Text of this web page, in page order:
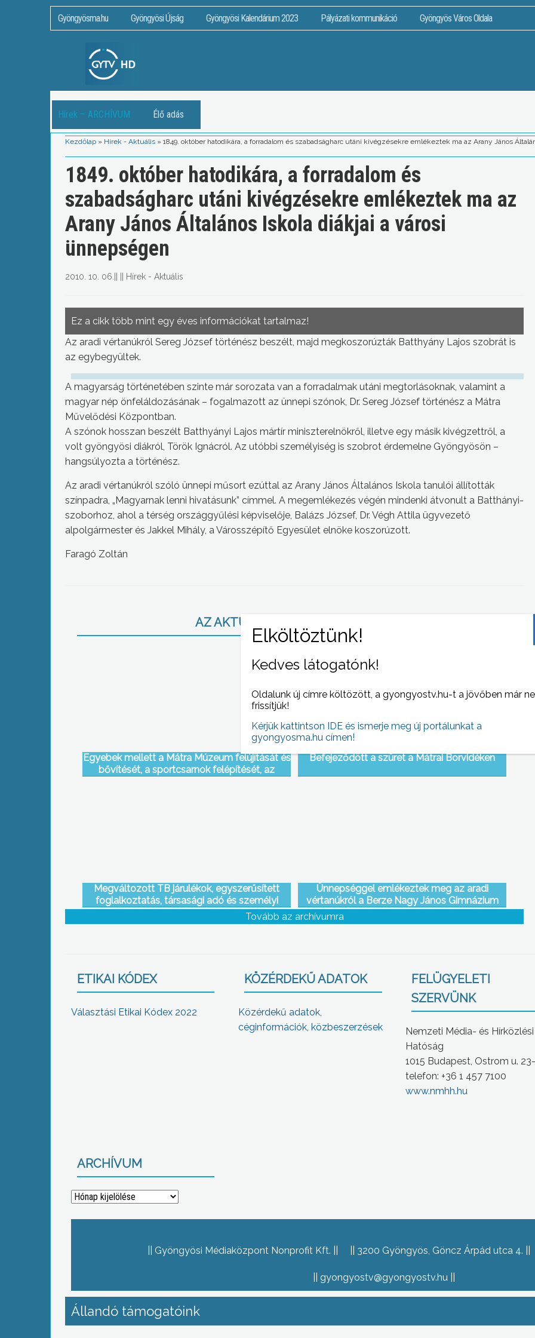
Gyöngyösma.hu Gyöngyösi Újság Gyöngyösi Kalendárium 2023 Pályázati kommunikáció Gyöngyös Város Oldala
Hírek – ARCHÍVUM Élő adás
Kezdőlap » Hírek - Aktuális » 1849. október hatodikára, a forradalom és szabadságharc utáni kivégzésekre emlékeztek ma az Arany János
1849. október hatodikára, a forradalom és
szabadságharc utáni kivégzésekre emlékeztek ma az
Arany János Általános Iskola diákjai a városi
ünnepségen
2010. 10. 06. Hírek - Aktuális
Ez a cikk több mint egy éves információkat tartalmaz!
Az aradi vértanúkról Sereg József történész beszélt, majd megkoszorúzták Batthyány Lajos szobrát is
az egybegyültek.
A magyarság történetében szinte már sorozata van a forradalmak utáni megtorlásoknak, valamint a
magyar nép önfeláldozásának – fogalmazott az ünnepi szónok, Dr. Sereg József történész a Mátra
Művelődési Központban.
A szónok hosszan beszélt Batthyányi Lajos mártír miniszterelnökről, illetve egy másik kivégzettről, a
volt gyöngyösi diákról, Török Ignácról. Az utóbbi személyiség is szobrot érdemelne Gyöngyösön –
hangsúlyozta a történész.
Az aradi vértanúkról szóló ünnepi műsort ezúttal az Arany János Általános Iskola tanulói állították
színpadra, „Magyarnak lenni hivatásunk” címmel. A megemlékezés végén mindenki átvonult a Batthányi-
szoborhoz, ahol a térség országgyűlési képviselője, Balázs József, Dr. Végh Attila ügyvezető
alpolgármester és Jakkel Mihály, a Városszépítő Egyesület elnöke koszorúzott.
Faragó Zoltán
AZ AKTUÁLIS NAPI HÍREI
Egyebek mellett a Mátra Múzeum felújítását és
bővítését, a sportcsarnok felépítését, az
Befejeződött a szüret a Mátrai Borvidéken
Megváltozott TB járulékok, egyszerűsített
foglalkoztatás, társasági adó és személyi
jövedelemadó változtatások
Ünnepséggel emlékeztek meg az aradi
vértanúkról a Berze Nagy János Gimnázium
tanulói és tanárai.
Tovább az archívumra
ETIKAI KÓDEX
Választási Etikai Kódex 2022
KÖZÉRDEKŰ ADATOK
Közérdekű adatok,
céginformációk, közbeszerzések
FELÜGYELETI
SZERVÜNK
Nemzeti Média- és Hírközlési
Hatóság
1015 Budapest, Ostrom u.
telefon: +36 1 457 7100
www.nmhh.hu
ARCHÍVUM
Archívum
Gyöngyösi Médiaközpont Nonprofit Kft. 3200 Gyöngyös, Göncz Árpád utca 4.
gyongyostv@gyongyostv.hu
Állandó támogatóink
Kedves látogatónk!
Oldalunk új címre költözött, a gyongyostv.hu-t a jövőben már
frissítjük!
Kérjük kattintson IDE és ismerje meg új portálunkat a
gyongyosma.hu címen!